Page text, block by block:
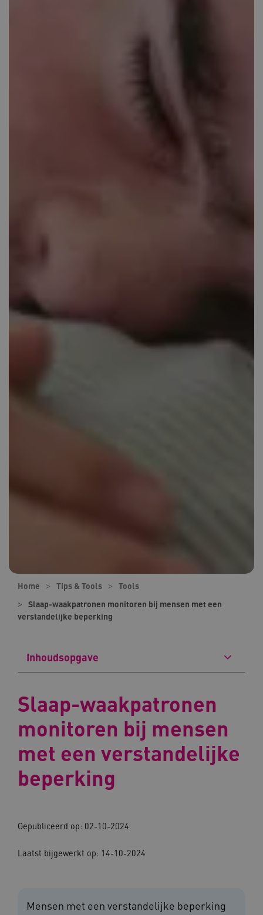
Home Tips & Tools
Tools
Slaap-waakpatronen monitoren bij mensen met een
verstandelijke beperking
Inhoudsopgave
Slaap-waakpatronen
monitoren bij mensen
met een verstandelijke
beperking
Gepubliceerd op: 02-10-2024
Laatst bijgewerkt op: 14-10-2024
Mensen met een verstandelijke beperking